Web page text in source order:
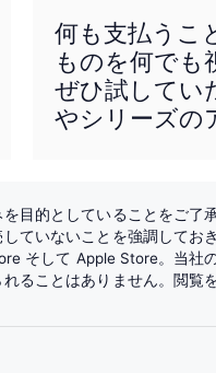
何も支払うこ
ものを何でも
ぜひ試してい
やシリーズの
目的としていることをご了
ていないことを強調してお
そして Apple Store。当社
ることはありません。閲覧